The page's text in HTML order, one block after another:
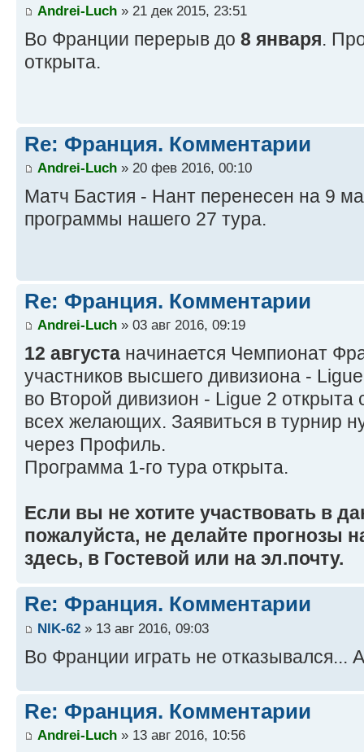
Andrei-Luch » 21 дек 2015, 23:51
Во Франции перерыв до 8 января.
открыта.
Re: Франция. Комментарии
Andrei-Luch » 20 фев 2016, 00:10
Матч Бастия - Нант перенесен на 9
программы нашего 27 тура.
Re: Франция. Комментарии
Andrei-Luch » 03 авг 2016, 09:19
12 августа начинается Чемпионат
участников высшего дивизиона -
во Второй дивизион - Ligue 2 открыта
всех желающих. Заявиться в турнир
через Профиль.
Программа 1-го тура открыта.
Если вы не хотите участвовать в
пожалуйста, не делайте прогнозы
здесь, в Гостевой или на эл.почту.
Re: Франция. Комментарии
NIK-62 » 13 авг 2016, 09:03
Во Франции играть не отказывался...
Re: Франция. Комментарии
Andrei-Luch » 13 авг 2016, 10:56